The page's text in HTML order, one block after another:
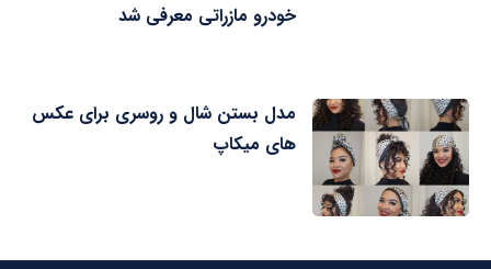
خودرو مازراتی معرفی شد
مدل بستن شال و روسری برای عکس
های میکاپ